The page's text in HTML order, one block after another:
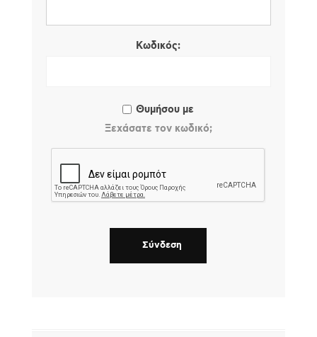
Κωδικός:
Θυμήσου με
Ξεχάσατε τον κωδικό;